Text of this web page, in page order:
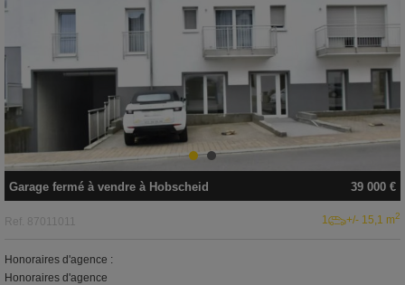
39 000 €
Garage fermé à vendre à Hobscheid
Ref. 87011011 1 +/- 15,1 m2
Honoraires d'agence :
Honoraires d'agence